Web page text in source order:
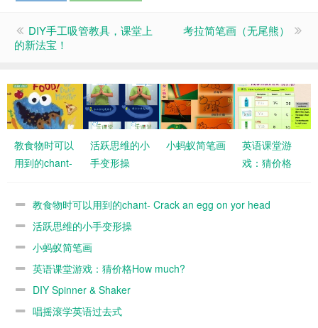
DIY手工吸管教具，课堂上
的新法宝！
考拉简笔画（无尾熊）
教食物时可以
用到的chant-
on yor head
活跃思维的小
手变形操
小蚂蚁简笔画
英语课堂游
戏：猜价格
教食物时可以用到的chant- Crack an egg on yor head
活跃思维的小手变形操
小蚂蚁简笔画
英语课堂游戏：猜价格How much?
DIY Spinner & Shaker
唱摇滚学英语过去式